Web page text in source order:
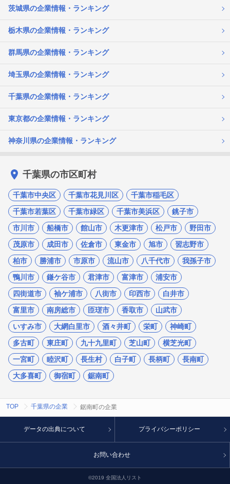
茨城県の企業情報・ランキング
栃木県の企業情報・ランキング
群馬県の企業情報・ランキング
埼玉県の企業情報・ランキング
千葉県の企業情報・ランキング
東京都の企業情報・ランキング
神奈川県の企業情報・ランキング
千葉県の市区町村
千葉市中央区 千葉市花見川区
千葉市稲毛区
千葉市若葉区
千葉市緑区 千葉市美浜区
銚子市
市川市
船橋市 館山市 木更津市 松戸市
野田市
茂原市
成田市 佐倉市 東金市 旭市
習志野市
柏市
勝浦市 市原市 流山市 八千代市
我孫子市
鴨川市
鎌ケ谷市 君津市 富津市
浦安市
四街道市
袖ケ浦市 八街市 印西市
白井市
富里市
南房総市 匝瑳市 香取市
山武市
いすみ市
大網白里市 酒々井町 栄町
神崎町
多古町
東庄町 九十九里町 芝山町
横芝光町
一宮町
睦沢町 長生村 白子町 長柄町
長南町
大多喜町
御宿町 鋸南町
TOP 千葉県の企業 鋸南町の企業
©2019 全国法人リスト
データの出典について プライバシーポリシー
お問い合わせ